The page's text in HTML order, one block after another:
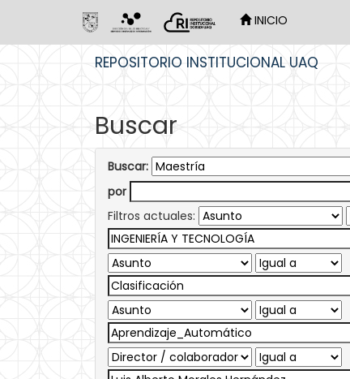
INICIO
REPOSITORIO INSTITUCIONAL UAQ
Buscar
Buscar:
por
Filtros actuales: